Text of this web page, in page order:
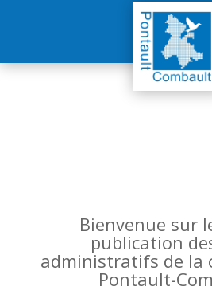
Bienvenue sur
publication
administratifs de la
Pontault-